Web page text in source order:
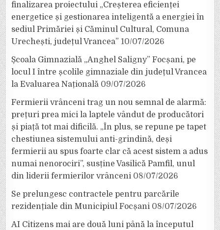
finalizarea proiectului „Creșterea eficienței
energetice și gestionarea inteligentă a energiei în
sediul Primăriei și Căminul Cultural, Comuna
Urechești, județul Vrancea” 10/07/2026
Școala Gimnazială „Anghel Saligny” Focșani, pe
locul I între școlile gimnaziale din județul Vrancea
la Evaluarea Națională 09/07/2026
Fermierii vrânceni trag un nou semnal de alarmă:
prețuri prea mici la laptele vândut de producători
și piață tot mai dificilă. „În plus, se repune pe tapet
chestiunea sistemului anti-grindină, deși
fermierii au spus foarte clar că acest sistem a adus
numai nenorociri”, susține Vasilică Pamfil, unul
din liderii fermierilor vrânceni 08/07/2026
Se prelungesc contractele pentru parcările
rezidențiale din Municipiul Focșani 08/07/2026
AI Citizens mai are două luni până la începutul